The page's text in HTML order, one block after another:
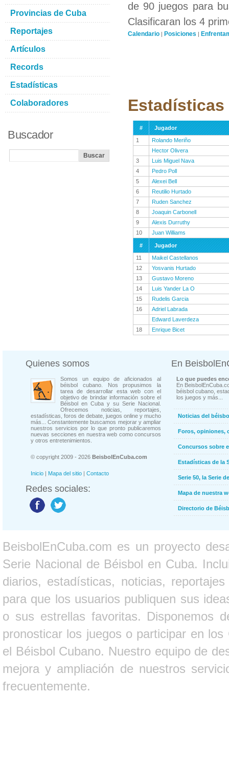
de 90 juegos para
Clasificaran los 4
Calendario | Posiciones |
#
Jugador
1
Rolando Meriño
Hector Olivera
3
Luis Miguel Nava
4
Pedro Poll
5
Alexei Bell
6
Reutilio Hurtado
7
Ruden Sanchez
8
Joaquin Carbonell
9
Alexis Durruthy
10
Juan Williams
#
Jugador
11
Maikel Castellanos
12
Yosvanis Hurtado
13
Gustavo Moreno
14
Luis Yander La O
15
Rudelis Garcia
16
Adriel Labrada
Edward Laverdeza
18
Enrique Bicet
Provincias de Cuba
Reportajes
Artículos
Records
Estadísticas
Colaboradores
Buscador
Quienes somos
Somos un equipo de aficionados al
béisbol cubano. Nos propusimos la
tarea de desarrollar esta web con el
objetivo de brindar información sobre el
Béisbol en Cuba y su Serie Nacional.
Ofrecemos noticias, reportajes,
estadísticas, foros de debate, juegos online y mucho
más... Constantemente buscamos mejorar y ampliar
nuestros servicios por lo que pronto publicaremos
nuevas secciones en nuestra web como concursos
y otros entretenimientos.
© copyright 2009 - 2026 BeisbolEnCuba.com
Inicio | Mapa del sitio | Contacto
Redes sociales:
En
Lo que puedes
En
béisbol cubano,
los juegos y más...
Noticias del
Foros, opiniones,
Concursos sobre
Estadísticas de la
Serie 50, la Serie
Mapa de nuestra
Directorio de
BeisbolEnCuba.com es un proyecto
Serie Nacional de Béisbol en Cuba.
diarios, estadísticas, noticias,
para que los usuarios publiquen sus
o sus estrellas favoritas. Disponemos
pronosticar los juegos o participar en
el Béisbol Cubano. Nuestro equipo de
mejora y ampliación de nuestros
frecuentemente.